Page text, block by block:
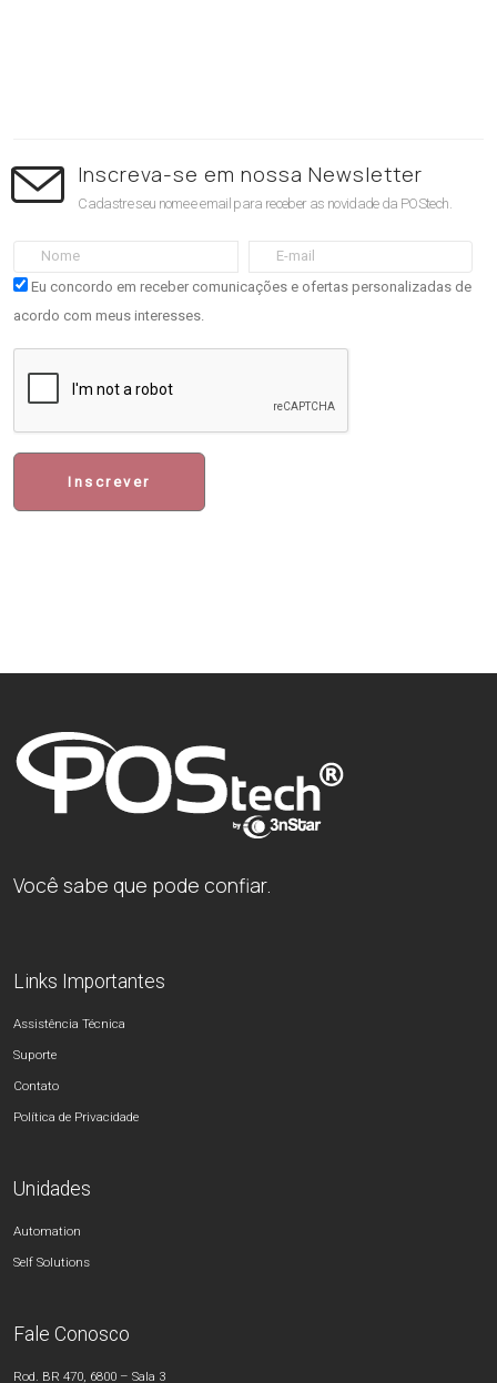
Inscreva-se em nossa Newsletter
Cadastre seu nome e email para receber as novidade da POStech.
Eu concordo em receber comunicações e ofertas personalizadas de
acordo com meus interesses.
Inscrever
Você sabe que pode confiar.
Links Importantes
Assistência Técnica
Suporte
Contato
Política de Privacidade
Unidades
Automation
Self Solutions
Fale Conosco
Rod. BR 470, 6800 – Sala 3